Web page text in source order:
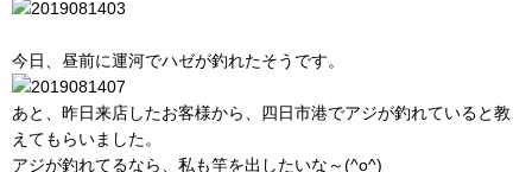
今日、昼前に運河でハゼが釣れたそうです。
あと、昨日来店したお客様から、四日市港でアジが釣れていると教
えてもらいました。
アジが釣れてるなら、私も竿を出したいな～(^o^)